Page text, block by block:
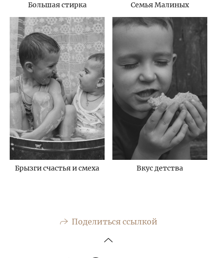
Большая стирка Семья Малиных
Брызги счастья и смеха Вкус детства
Поделиться ссылкой